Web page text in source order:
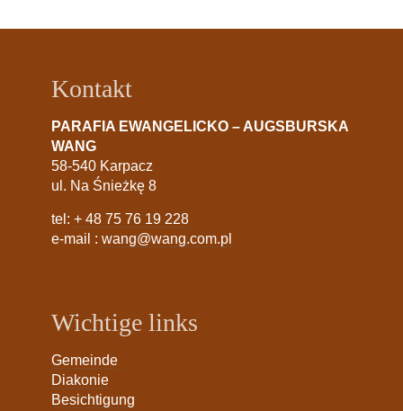
Kontakt
PARAFIA EWANGELICKO – AUGSBURSKA
WANG
58-540 Karpacz
ul. Na Śnieżkę 8
tel: + 48 75 76 19 228
e-mail : wang@wang.com.pl
Wichtige links
Gemeinde
Diakonie
Besichtigung